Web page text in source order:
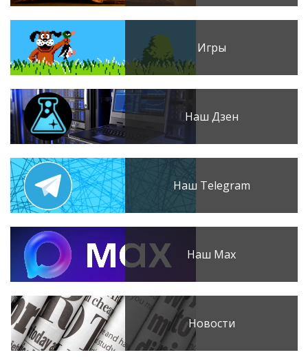
Игры
Наш Дзен
Наш Telegram
Наш Max
Новости